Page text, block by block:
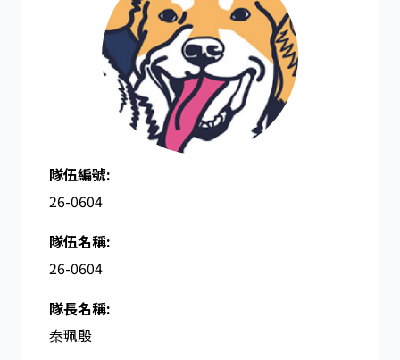
隊伍編號:
26-0604
隊伍名稱:
26-0604
隊長名稱​:
秦珮殷